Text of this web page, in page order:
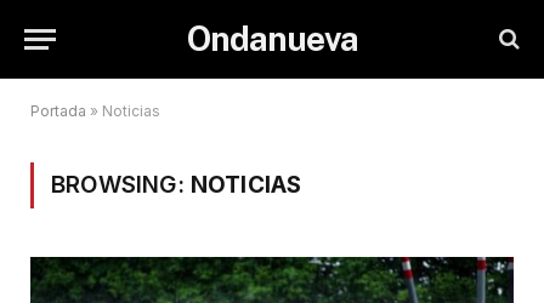
Ondanueva
Portada » Noticias
BROWSING: NOTICIAS